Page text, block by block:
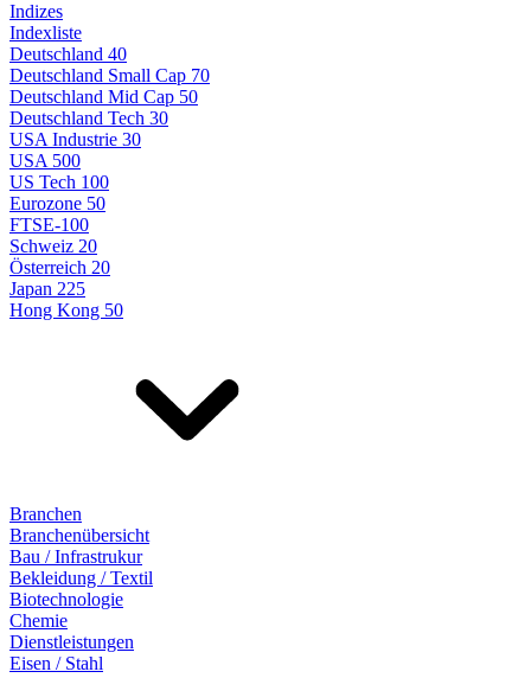
Indizes
Indexliste
Deutschland 40
Deutschland Small Cap 70
Deutschland Mid Cap 50
Deutschland Tech 30
USA Industrie 30
USA 500
US Tech 100
Eurozone 50
FTSE-100
Schweiz 20
Österreich 20
Japan 225
Hong Kong 50
Branchen
Branchenübersicht
Bau / Infrastrukur
Bekleidung / Textil
Biotechnologie
Chemie
Dienstleistungen
Eisen / Stahl